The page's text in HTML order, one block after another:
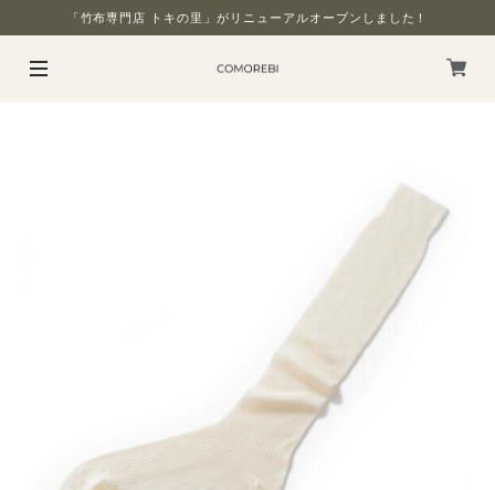
「竹布専門店 トキの里」がリニューアルオープンしました！